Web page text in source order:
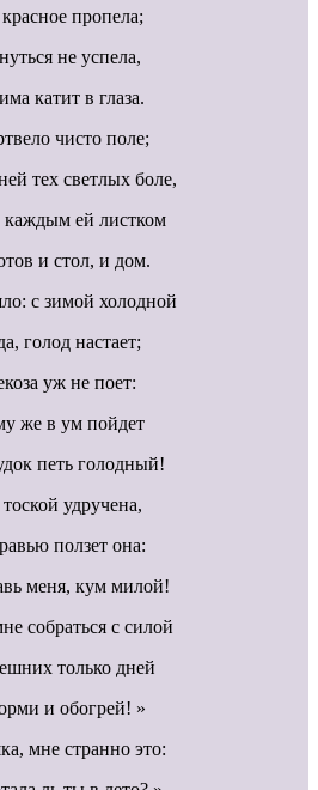
пропела;
не успела,
катит в глаза.
чисто поле;
тех светлых боле,
каждым ей листком
и стол, и дом.
с зимой холодной
голод настает;
уж не поет:
же в ум пойдет
петь голодный!
удручена,
ползет она:
меня, кум милой!
собраться с силой
только дней
и обогрей! »
мне странно это: